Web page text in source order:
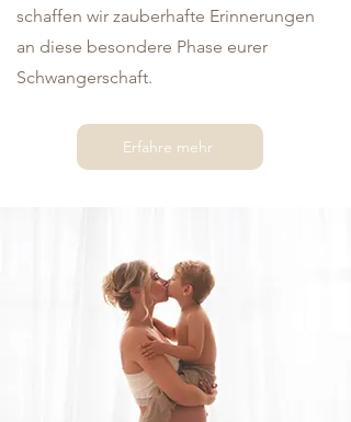
schaffen wir zauberhafte Erinnerungen
an diese besondere Phase eurer
Schwangerschaft.
Erfahre mehr